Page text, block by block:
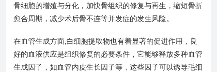
骨细胞的增殖与分化，加快骨组织的修复与再生，缩短骨折
愈合周期，减少术后骨不连等并发症的发生风险。
在血管生成方面,白细胞提取物也有着显著的促进作用，良
好的血液供应是组织修复的必要条件，它能够释放多种血管
生成因子，如血管内皮生长因子等，这些因子可以诱导毛细